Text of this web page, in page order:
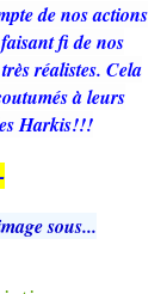
de nos actions
fi de nos
réalistes. Cela
à leurs
Harkis!!!
sous...